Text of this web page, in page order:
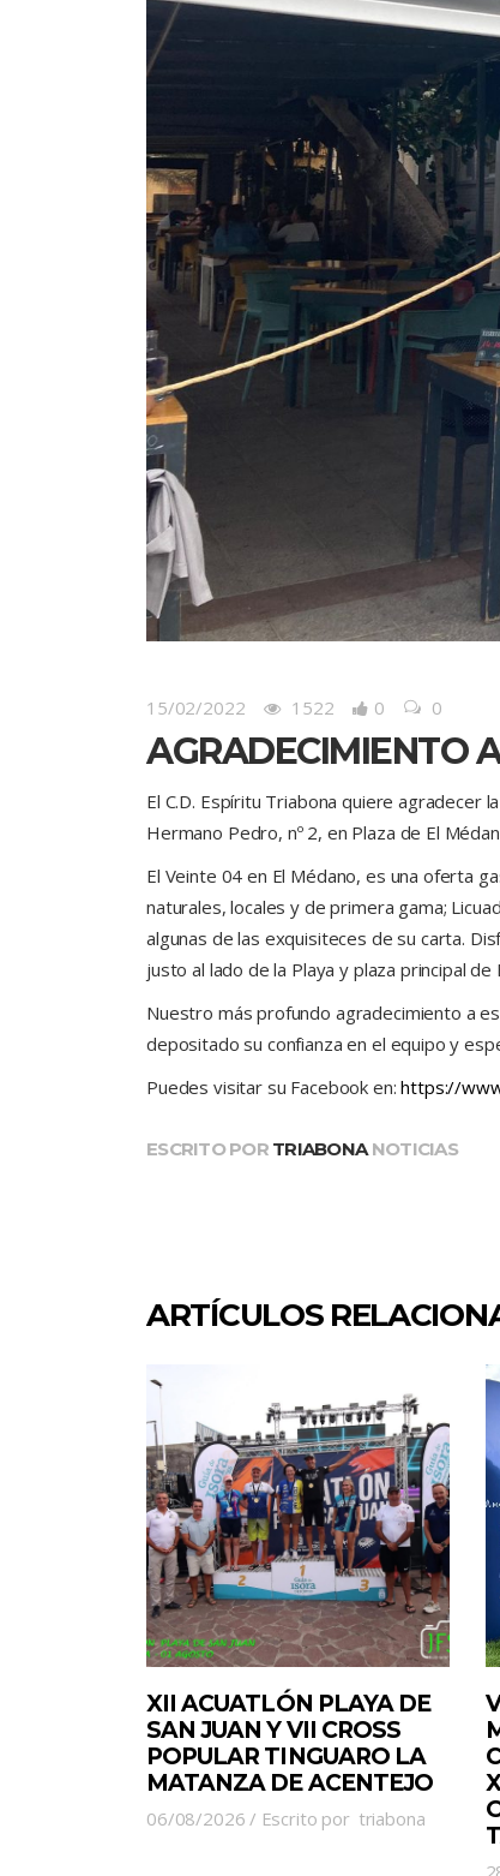
15/02/2022 1522 0 0
AGRADECIMIENTO
El C.D. Espíritu Triabona quiere agradecer
Hermano Pedro, nº 2, en Plaza de El
El Veinte 04 en El Médano, es una oferta
naturales, locales y de primera gama;
algunas de las exquisiteces de su carta.
justo al lado de la Playa y plaza principal de
Nuestro más profundo agradecimiento a
depositado su confianza en el equipo y
Puedes visitar su Facebook en:https://
ESCRITO POR TRIABONA NOTICIAS
ARTÍCULOS
XII ACUATLÓN PLAYA DE
SAN JUAN Y VII CROSS
POPULAR TINGUARO LA
MATANZA DE ACENTEJO
06/08/2026 Escrito por triabona